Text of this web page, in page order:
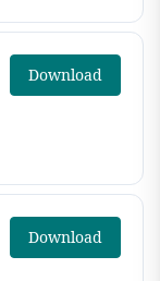
Download
Download